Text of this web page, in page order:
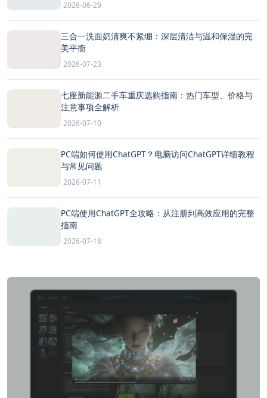
2026-06-29
三合一洗面奶清爽不紧绷：深层清洁与温和保湿的完
美平衡
2026-07-23
七座新能源二手车重庆选购指南：热门车型、价格与
注意事项全解析
2026-07-10
PC端如何使用ChatGPT？电脑访问ChatGPT详细教程
与常见问题
2026-07-11
PC端使用ChatGPT全攻略：从注册到高效应用的完整
指南
2026-07-18